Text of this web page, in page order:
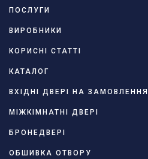
ПОСЛУГИ
ВИРОБНИКИ
КОРИСНІ СТАТТІ
КАТАЛОГ
ВХІДНІ ДВЕРІ НА ЗАМОВЛЕННЯ
МІЖКІМНАТНІ ДВЕРІ
БРОНЕДВЕРІ
ОБШИВКА ОТВОРУ